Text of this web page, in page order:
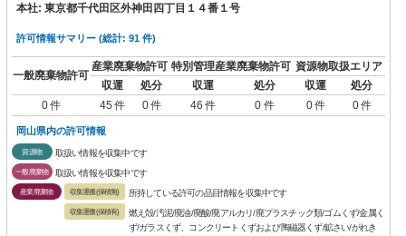
本社: 東京都千代田区外神田四丁目１４番１号
許可情報サマリー (総計: 91 件)
一般廃棄物許可
産業廃棄物許可 特別管理産業廃棄物許可 資源物取扱エリア
収運
処分 収運 処分 収運
処分
0 件
45 件 0 件 46 件 0 件 0 件 0 件
岡山県内の許可情報
資源物 取扱い情報を収集中です
一般廃棄物 取扱い情報を収集中です
産業廃棄物 収集運搬(保積無) 所持している許可の品目情報を収集中です
収集運搬(保積有)
燃え殻/汚泥/廃油/廃酸/廃アルカリ/廃プラスチック類/ゴムくず/金属く
ず/ガラスくず、コンクリートくずおよび陶磁器くず/鉱さい/がれき